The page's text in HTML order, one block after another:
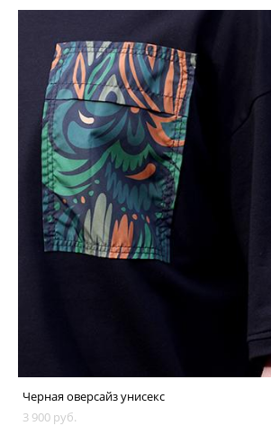
Черная оверсайз унисекс
3 900 pуб.